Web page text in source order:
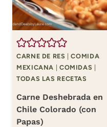
CARNE DE RES |COMIDA
MEXICANA
COMIDAS
TODAS LAS RECETAS
Carne Deshebrada en
Chile Colorado (con
Papas)